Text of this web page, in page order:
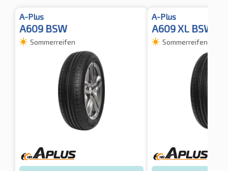
A-Plus
A609 BSW
Sommerreifen
A-Plus
A609 XL BSW
Sommerreifen